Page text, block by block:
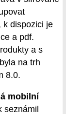
k dispozici je
a pdf.
a s
na trh
8.0.
mobilní
seznámil